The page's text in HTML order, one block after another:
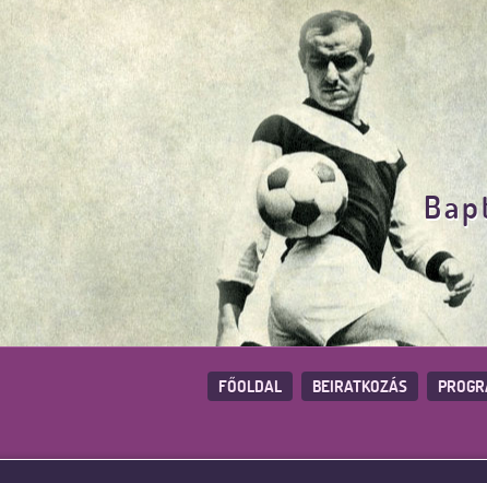
FŐOLDAL BEIRATKOZÁS